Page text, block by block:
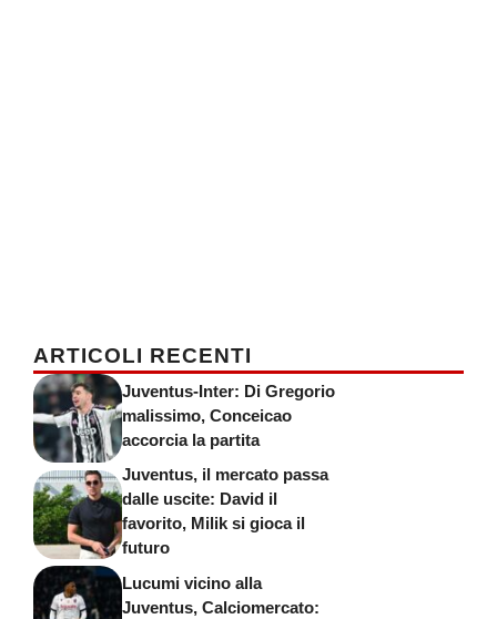
ARTICOLI RECENTI
Juventus-Inter: Di Gregorio
malissimo, Conceicao
accorcia la partita
Juventus, il mercato passa
dalle uscite: David il
favorito, Milik si gioca il
futuro
Lucumi vicino alla
Juventus, Calciomercato: